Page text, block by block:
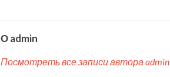
О admin
Посмотреть все записи автора